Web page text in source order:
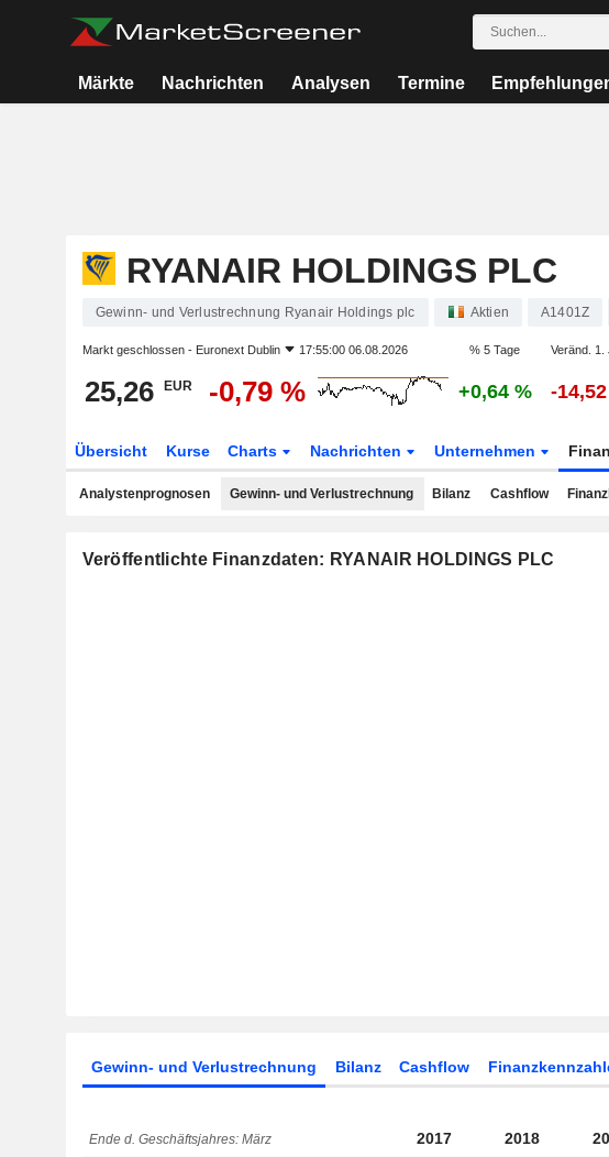
Märkte Nachrichten Analysen Termine
RYANAIR HOLDINGS PLC
Gewinn- und Verlustrechnung Ryanair Holdings plc Aktien A1401Z
Markt geschlossen - Euronext Dublin 17:55:00 06.08.2026 % 5 Tage Veränd. 1.
25,26 EUR -0,79 % +0,64 % -
Übersicht Kurse Charts Nachrichten Unternehmen
Analystenprognosen Gewinn- und Verlustrechnung Bilanz Cashflow
Veröffentlichte Finanzdaten: RYANAIR HOLDINGS PLC
Gewinn- und Verlustrechnung Bilanz Cashflow
Ende d. Geschäftsjahres: März 2017 2018